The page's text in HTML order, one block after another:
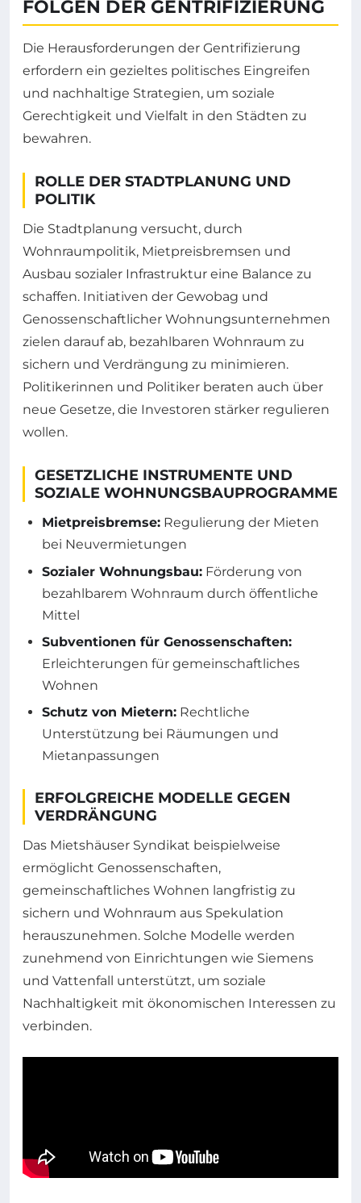
OLGEN DER GENTRIFIZIERUNG
Die Herausforderungen der Gentrifizierung
erfordern ein gezieltes politisches Eingreifen
und nachhaltige Strategien, um soziale
Gerechtigkeit und Vielfalt in den Städten zu
bewahren.
ROLLE DER STADTPLANUNG UND
POLITIK
Die Stadtplanung versucht, durch
Wohnraumpolitik, Mietpreisbremsen und
Ausbau sozialer Infrastruktur eine Balance zu
schaffen. Initiativen der Gewobag und
Genossenschaftlicher Wohnungsunternehmen
zielen darauf ab, bezahlbaren Wohnraum zu
sichern und Verdrängung zu minimieren.
Politikerinnen und Politiker beraten auch über
neue Gesetze, die Investoren stärker regulieren
wollen.
GESETZLICHE INSTRUMENTE UND
SOZIALE WOHNUNGSBAUPROGRAMME
Mietpreisbremse: Regulierung der Mieten
bei Neuvermietungen
Sozialer Wohnungsbau: Förderung von
bezahlbarem Wohnraum durch öffentliche
Mittel
Subventionen für Genossenschaften:
Erleichterungen für gemeinschaftliches
Wohnen
Schutz von Mietern: Rechtliche
Unterstützung bei Räumungen und
Mietanpassungen
ERFOLGREICHE MODELLE GEGEN
VERDRÄNGUNG
Das Mietshäuser Syndikat beispielweise
ermöglicht Genossenschaften,
gemeinschaftliches Wohnen langfristig zu
sichern und Wohnraum aus Spekulation
herauszunehmen. Solche Modelle werden
zunehmend von Einrichtungen wie Siemens
und Vattenfall unterstützt, um soziale
Nachhaltigkeit mit ökonomischen Interessen zu
verbinden.